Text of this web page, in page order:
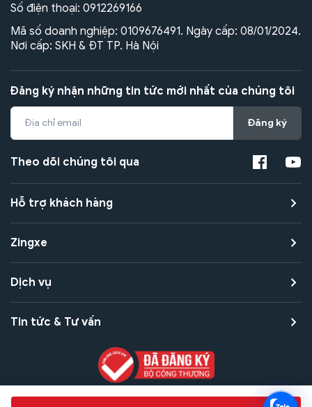
Số điện thoại: 0912269166
Mã số doanh nghiệp: 0109676491. Ngày cấp: 08/01/2024.
Nơi cấp: SKH & ĐT TP. Hà Nội
Đăng ký nhận những tin tức mới nhất của chúng tôi
Đăng ký
Theo dõi chúng tôi qua
Hỗ trợ khách hàng
Zingxe
Dịch vụ
Tin tức & Tư vấn